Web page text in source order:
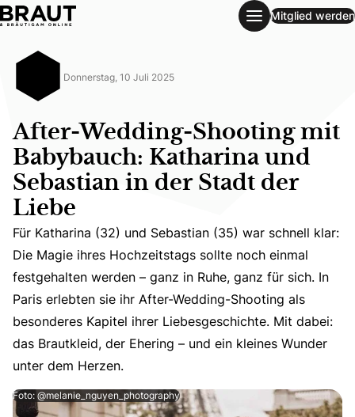
After-Wedding-Shooting mit Babybauch: Katharina und
Mitglied werden
Donnerstag, 10 Juli 2025
After-Wedding-Shooting mit
Babybauch: Katharina und
Sebastian in der Stadt der
Liebe
Für Katharina (32) und Sebastian (35) war schnell klar:
Für Katharina (32) und Sebastian (35) war schnell klar:
Die Magie ihres Hochzeitstags sollte noch einmal
festgehalten werden – ganz in Ruhe, ganz für sich. In
Paris erlebten sie ihr After-Wedding-Shooting als
besonderes Kapitel ihrer Liebesgeschichte. Mit dabei:
das Brautkleid, der Ehering – und ein kleines Wunder
unter dem Herzen.
Foto: @melanie_nguyen_photography